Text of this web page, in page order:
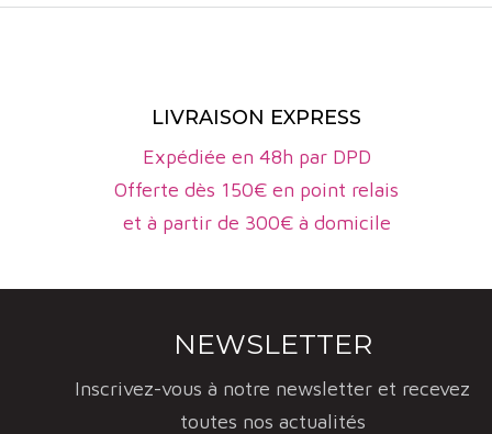
peuvent
La
engagé
la vigne
recherche
sincérité
À la
table.
LIVRAISON EXPRESS
Expédiée en 48h par DPD
Offerte dès 150€ en point relais
et à partir de 300€ à domicile
NEWSLETTER
Inscrivez-vous à notre newsletter et recevez
toutes nos actualités